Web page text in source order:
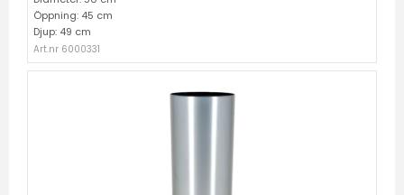
Öppning: 45 cm
Djup: 49 cm
Art.nr 6000331